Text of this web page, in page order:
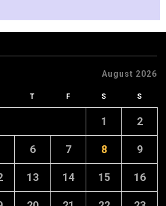
August 2026
T F S S
1 2
6 7 8 9
13 14 15 16